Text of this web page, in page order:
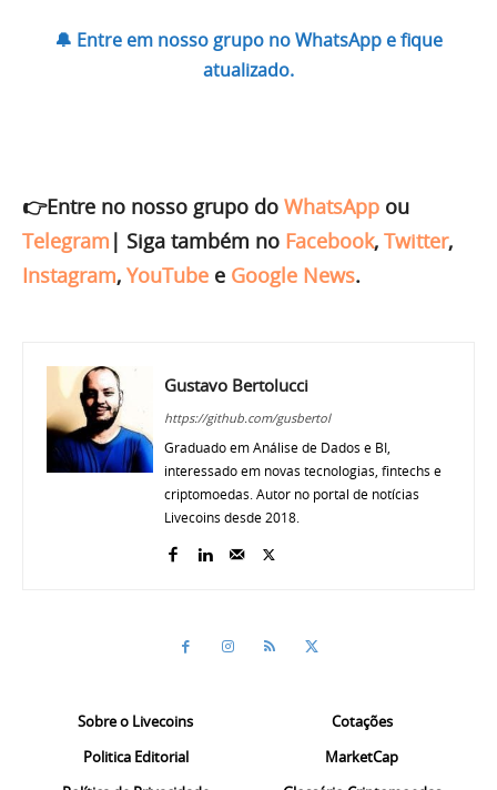
🔔 Entre em nosso grupo no WhatsApp e fique
atualizado.
👉Entre no nosso grupo do WhatsApp ou
Telegram | Siga também no Facebook, Twitter,
Instagram, YouTube e Google News.
Gustavo Bertolucci
https://github.com/gusbertol
Graduado em Análise de Dados e BI,
interessado em novas tecnologias, fintechs e
criptomoedas. Autor no portal de notícias
Livecoins desde 2018.
Sobre o Livecoins
Politica Editorial
Cotações
MarketCap